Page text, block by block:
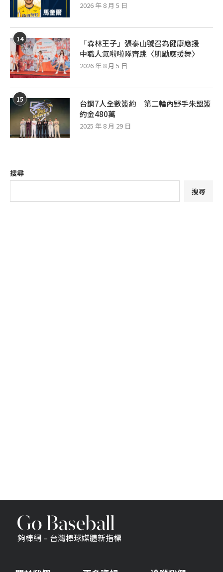
2026 年 8 月 5 日
14
「森林王子」張泰山號召為健康應援
中職人氣啦啦隊齊跳〈肌勵應援舞〉
2026 年 8 月 5 日
15
台鋼7人全數簽約 第二輪內野手朱盟簽
約金480萬
2025 年 8 月 29 日
搜尋
搜尋
夠棒網 – 台灣棒球媒體新指標